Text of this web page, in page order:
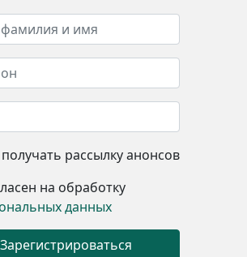
рассылку анонсов
на обработку
данных